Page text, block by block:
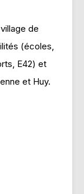
de
(écoles,
E42) et
et Huy.